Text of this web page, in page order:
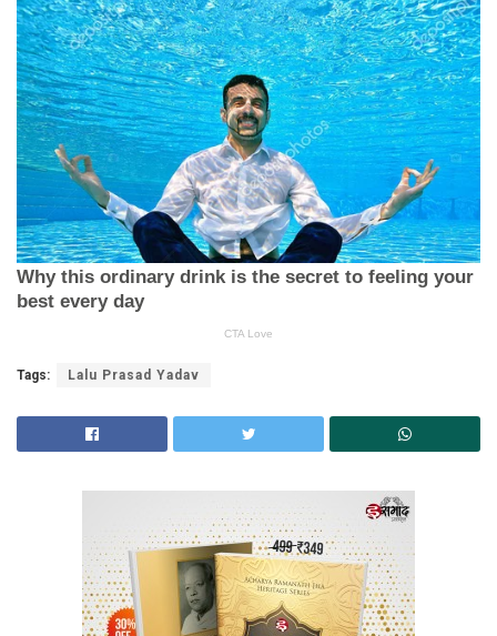
Tags: Lalu Prasad Yadav